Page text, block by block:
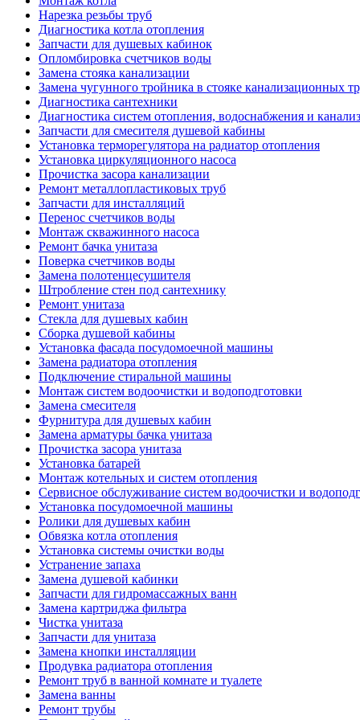
Нарезка резьбы труб
Диагностика котла отопления
Запчасти для душевых кабинок
Опломбировка счетчиков воды
Замена стояка канализации
Замена чугунного тройника в стояке канализационных
Диагностика сантехники
Диагностика систем отопления, водоснабжения и
Запчасти для смесителя душевой кабины
Установка терморегулятора на радиатор отопления
Установка циркуляционного насоса
Прочистка засора канализации
Ремонт металлопластиковых труб
Запчасти для инсталляций
Перенос счетчиков воды
Монтаж скважинного насоса
Ремонт бачка унитаза
Поверка счетчиков воды
Замена полотенцесушителя
Штробление стен под сантехнику
Ремонт унитаза
Стекла для душевых кабин
Сборка душевой кабины
Установка фасада посудомоечной машины
Замена радиатора отопления
Подключение стиральной машины
Монтаж систем водоочистки и водоподготовки
Замена смесителя
Фурнитура для душевых кабин
Замена арматуры бачка унитаза
Прочистка засора унитаза
Установка батарей
Монтаж котельных и систем отопления
Сервисное обслуживание систем водоочистки и
Установка посудомоечной машины
Ролики для душевых кабин
Обвязка котла отопления
Установка системы очистки воды
Устранение запаха
Замена душевой кабинки
Запчасти для гидромассажных ванн
Замена картриджа фильтра
Чистка унитаза
Запчасти для унитаза
Замена кнопки инсталляции
Продувка радиатора отопления
Ремонт труб в ванной комнате и туалете
Замена ванны
Ремонт трубы